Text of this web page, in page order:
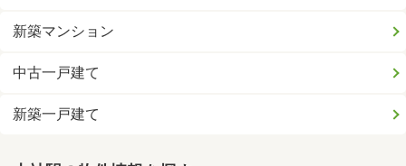
新築マンション
中古一戸建て
新築一戸建て